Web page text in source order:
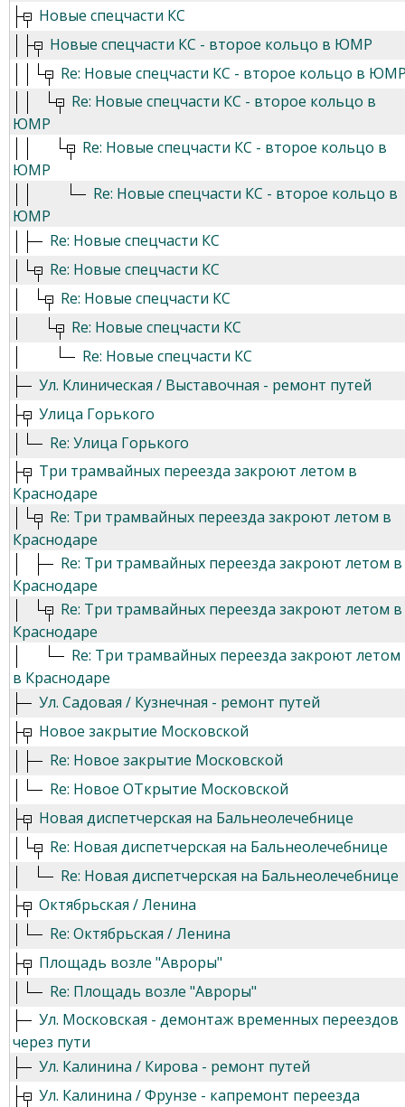
Новые спецчасти КС
Новые спецчасти КС - второе кольцо в ЮМР
Re: Новые спецчасти КС - второе кольцо в
Re: Новые спецчасти КС - второе кольцо в
ЮМР
Re: Новые спецчасти КС - второе кольцо в
ЮМР
Re: Новые спецчасти КС - второе кольцо в
ЮМР
Re: Новые спецчасти КС
Re: Новые спецчасти КС
Re: Новые спецчасти КС
Re: Новые спецчасти КС
Re: Новые спецчасти КС
Ул. Клиническая / Выставочная - ремонт путей
Улица Горького
Re: Улица Горького
Три трамвайных переезда закроют летом в
Краснодаре
Re: Три трамвайных переезда закроют летом в
Краснодаре
Re: Три трамвайных переезда закроют летом в
Краснодаре
Re: Три трамвайных переезда закроют летом в
Краснодаре
Re: Три трамвайных переезда закроют летом
в Краснодаре
Ул. Садовая / Кузнечная - ремонт путей
Новое закрытие Московской
Re: Новое закрытие Московской
Re: Новое ОТкрытие Московской
Новая диспетчерская на Бальнеолечебнице
Re: Новая диспетчерская на Бальнеолечебнице
Re: Новая диспетчерская на Бальнеолечебнице
Октябрьская / Ленина
Re: Октябрьская / Ленина
Площадь возле "Авроры"
Re: Площадь возле "Авроры"
Ул. Московская - демонтаж временных переездов
через пути
Ул. Калинина / Кирова - ремонт путей
Ул. Калинина / Фрунзе - капремонт переезда